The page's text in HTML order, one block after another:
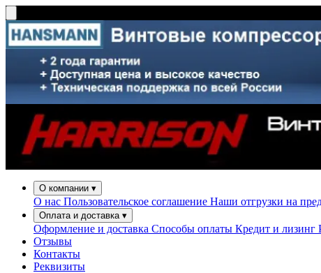
О компании ▾
О нас Пользовательское соглашение Наши отгрузки на
Оплата и доставка ▾
Оформление и доставка Способы оплаты Кредит и лизинг
Отзывы
Контакты
Реквизиты